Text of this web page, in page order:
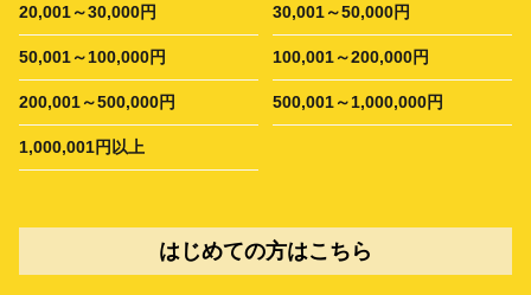
20,001～30,000円 30,001～50,000円
50,001～100,000円 100,001～200,000円
200,001～500,000円 500,001～1,000,000円
1,000,001円以上
はじめての方はこちら